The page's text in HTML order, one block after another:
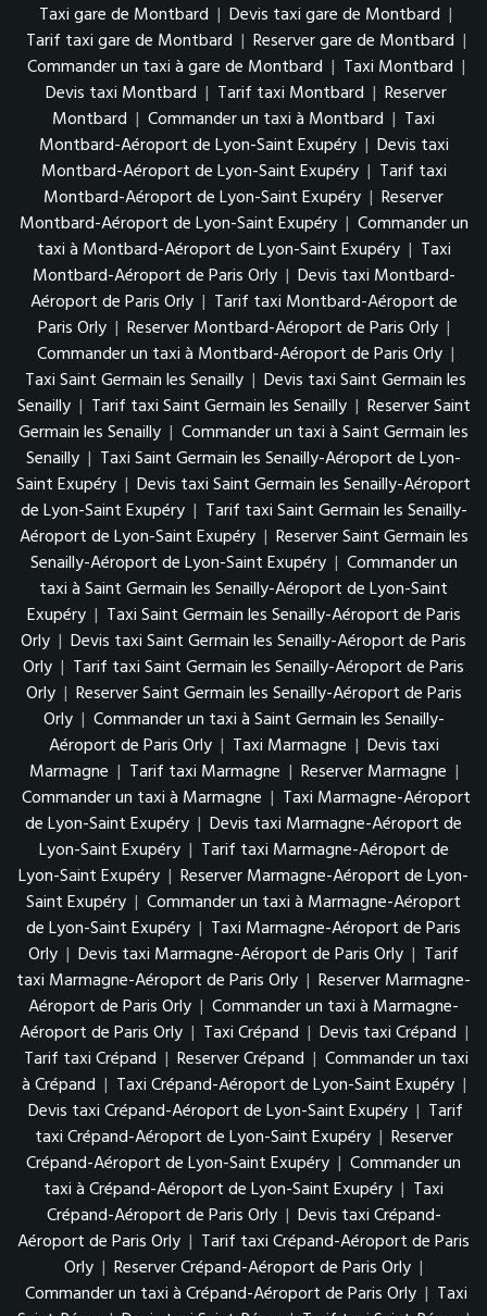
Taxi gare de Montbard | Devis taxi gare de Montbard |
Tarif taxi gare de Montbard | Reserver gare de Montbard |
Commander un taxi à gare de Montbard | Taxi Montbard |
Devis taxi Montbard | Tarif taxi Montbard | Reserver
Montbard | Commander un taxi à Montbard | Taxi
Montbard-Aéroport de Lyon-Saint Exupéry | Devis taxi
Montbard-Aéroport de Lyon-Saint Exupéry | Tarif taxi
Montbard-Aéroport de Lyon-Saint Exupéry | Reserver
Montbard-Aéroport de Lyon-Saint Exupéry | Commander un
taxi à Montbard-Aéroport de Lyon-Saint Exupéry | Taxi
Montbard-Aéroport de Paris Orly | Devis taxi Montbard-
Aéroport de Paris Orly | Tarif taxi Montbard-Aéroport de
Paris Orly | Reserver Montbard-Aéroport de Paris Orly |
Commander un taxi à Montbard-Aéroport de Paris Orly |
Taxi Saint Germain les Senailly | Devis taxi Saint Germain les
Senailly | Tarif taxi Saint Germain les Senailly | Reserver Saint
Germain les Senailly | Commander un taxi à Saint Germain les
Senailly | Taxi Saint Germain les Senailly-Aéroport de Lyon-
Saint Exupéry | Devis taxi Saint Germain les Senailly-Aéroport
de Lyon-Saint Exupéry | Tarif taxi Saint Germain les Senailly-
Aéroport de Lyon-Saint Exupéry | Reserver Saint Germain les
Senailly-Aéroport de Lyon-Saint Exupéry | Commander un
taxi à Saint Germain les Senailly-Aéroport de Lyon-Saint
Exupéry | Taxi Saint Germain les Senailly-Aéroport de Paris
Orly | Devis taxi Saint Germain les Senailly-Aéroport de Paris
Orly | Tarif taxi Saint Germain les Senailly-Aéroport de Paris
Orly | Reserver Saint Germain les Senailly-Aéroport de Paris
Orly | Commander un taxi à Saint Germain les Senailly-
Aéroport de Paris Orly | Taxi Marmagne | Devis taxi
Marmagne | Tarif taxi Marmagne | Reserver Marmagne |
Commander un taxi à Marmagne | Taxi Marmagne-Aéroport
de Lyon-Saint Exupéry | Devis taxi Marmagne-Aéroport de
Lyon-Saint Exupéry | Tarif taxi Marmagne-Aéroport de
Lyon-Saint Exupéry | Reserver Marmagne-Aéroport de Lyon-
Saint Exupéry | Commander un taxi à Marmagne-Aéroport
de Lyon-Saint Exupéry | Taxi Marmagne-Aéroport de Paris
Orly | Devis taxi Marmagne-Aéroport de Paris Orly | Tarif
taxi Marmagne-Aéroport de Paris Orly | Reserver Marmagne-
Aéroport de Paris Orly | Commander un taxi à Marmagne-
Aéroport de Paris Orly | Taxi Crépand | Devis taxi Crépand |
Tarif taxi Crépand | Reserver Crépand | Commander un taxi
à Crépand | Taxi Crépand-Aéroport de Lyon-Saint Exupéry |
Devis taxi Crépand-Aéroport de Lyon-Saint Exupéry | Tarif
taxi Crépand-Aéroport de Lyon-Saint Exupéry | Reserver
Crépand-Aéroport de Lyon-Saint Exupéry | Commander un
taxi à Crépand-Aéroport de Lyon-Saint Exupéry | Taxi
Crépand-Aéroport de Paris Orly | Devis taxi Crépand-
Aéroport de Paris Orly | Tarif taxi Crépand-Aéroport de Paris
Orly | Reserver Crépand-Aéroport de Paris Orly |
Commander un taxi à Crépand-Aéroport de Paris Orly | Taxi